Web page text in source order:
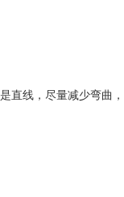
直线，尽量减少弯